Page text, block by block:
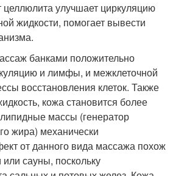
улучшает циркуляцию
жидкости, помогает вывести
банками положительно
и лимфы, и межклеточной
восстановления клеток. Также
кожа становится более
массы (генератор
жира) механически
от данного вида массажа похож
сауны, поскольку